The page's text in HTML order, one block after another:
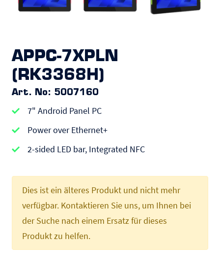
APPC-7XPLN
(RK3368H)
Art. No: 5007160
7" Android Panel PC
Power over Ethernet+
2-sided LED bar, Integrated NFC
Dies ist ein älteres Produkt und nicht mehr
verfügbar. Kontaktieren Sie uns, um Ihnen bei
der Suche nach einem Ersatz für dieses
Produkt zu helfen.